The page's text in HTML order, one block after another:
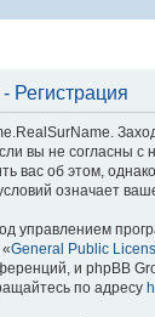
Регистрация
вы не согласны с
вас об этом,
означает
управлением
General Public
и phpBB
по адресу